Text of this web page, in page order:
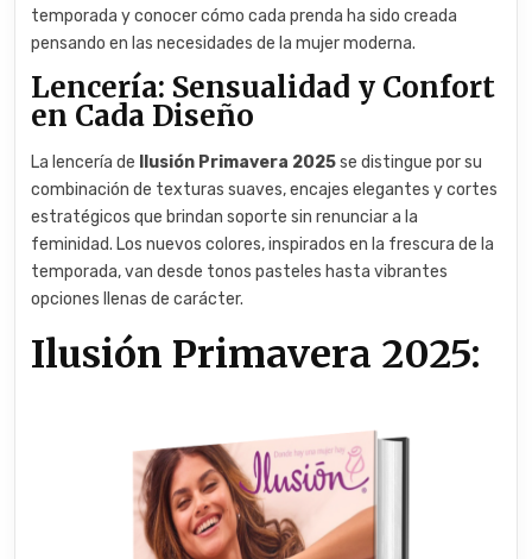
temporada y conocer cómo cada prenda ha sido creada
pensando en las necesidades de la mujer moderna.
Lencería: Sensualidad y Confort
en Cada Diseño
La lencería de Ilusión Primavera 2025se distingue por su
combinación de texturas suaves, encajes elegantes y cortes
estratégicos que brindan soporte sin renunciar a la
feminidad. Los nuevos colores, inspirados en la frescura de la
temporada, van desde tonos pasteles hasta vibrantes
opciones llenas de carácter.
Ilusión Primavera 2025: